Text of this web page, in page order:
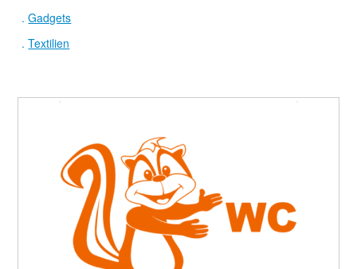
.Gadgets
.Textilien